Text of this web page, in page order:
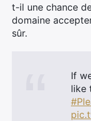
t-il une chance
domaine
sûr.
If
like